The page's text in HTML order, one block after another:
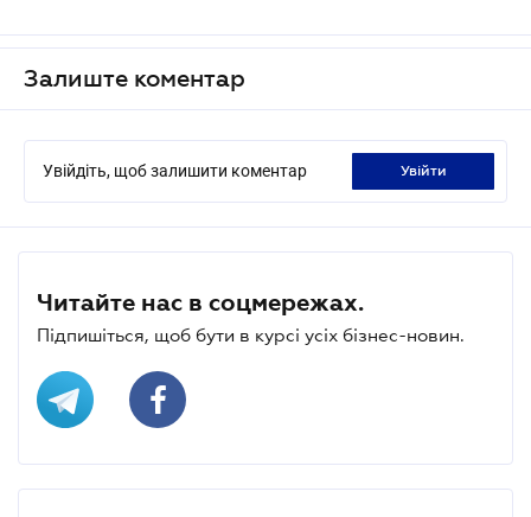
Залиште коментар
Увійдіть, щоб залишити коментар увійти
Читайте нас в соцмережах.
Підпишіться, щоб бути в курсі усіх бізнес-новин.